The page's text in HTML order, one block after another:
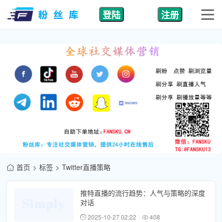
登陆 注册
首页 标签 Twitter直播策略
推特直播的流行趋势：人气与策略的深度
对话
2025-10-27 02:22 408